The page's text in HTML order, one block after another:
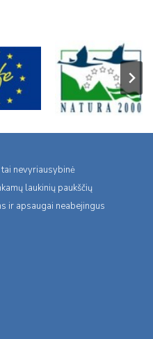
nevyriausybinė
laukinių paukščių
ir apsaugai neabejingus